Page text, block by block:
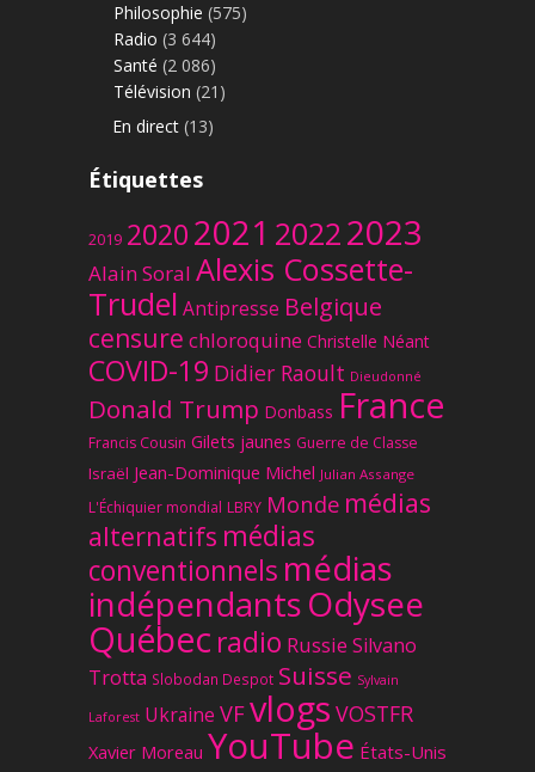
Philosophie (575)
Radio (3 644)
Santé (2 086)
Télévision (21)
En direct(13)
Étiquettes
2019 20202021 20222023
Alain Soral Alexis Cossette-
Trudel Antipresse Belgique
censure chloroquine Christelle Néant
COVID-19 Didier Raoult Dieudonné
Donald Trump Donbass France
Francis Cousin Gilets jaunes Guerre de Classe
Israël Jean-Dominique Michel Julian Assange
L'Échiquier mondial LBRY Monde médias
alternatifs médias
conventionnels médias
indépendantsOdysee
Québec radio Russie Silvano
Trotta Slobodan Despot Suisse Sylvain
Laforest Ukraine VFvlogs VOSTFR
Xavier Moreau YouTube États-Unis